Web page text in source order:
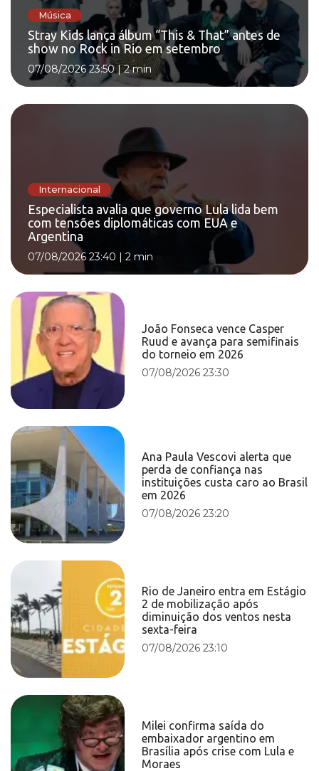
Música
Stray Kids lança álbum “This & That” antes de
show no Rock in Rio em setembro
07/08/2026 23:50|2 min
Internacional
Especialista avalia que governo Lula lida bem
com tensões diplomáticas com EUA e
Argentina
07/08/2026 23:40 | 2 min
João Fonseca vence Casper
Ruud e avança para semifinais
do torneio em 2026
07/08/2026 23:30
Ana Paula Vescovi alerta que
perda de confiança nas
instituições custa caro ao Brasil
em 2026
07/08/2026 23:20
Rio de Janeiro entra em Estágio
2 de mobilização após
diminuição dos ventos nesta
sexta-feira
07/08/2026 23:10
Milei confirma saída do
embaixador argentino em
Brasília após crise com Lula e
Moraes